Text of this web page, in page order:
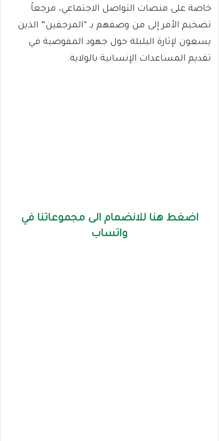
خاصة على منصات التواصل الاجتماعي، مرجعاً
تضخيم الأمر إلى من وصفهم بـ “المرجفين” الذين
يسعون لإثارة البلبلة حول جهود المفوضية في
تقديم المساعدات الإنسانية بالولاية.
اضغط هنا للانضمام الى مجموعاتنا في
واتساب